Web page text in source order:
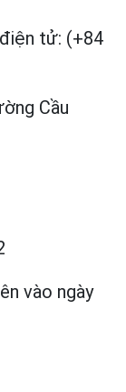
tử: (+84
Cầu
vào ngày